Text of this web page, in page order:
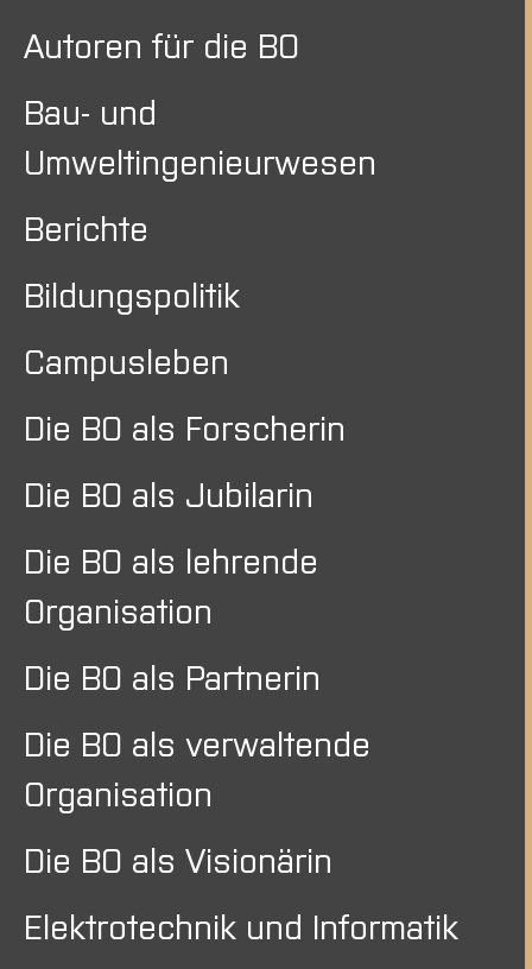
Autoren für die BO
Bau- und
Umweltingenieurwesen
Berichte
Bildungspolitik
Campusleben
Die BO als Forscherin
Die BO als Jubilarin
Die BO als lehrende
Organisation
Die BO als Partnerin
Die BO als verwaltende
Organisation
Die BO als Visionärin
Elektrotechnik und Informatik